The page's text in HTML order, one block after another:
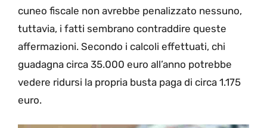
cuneo fiscale non avrebbe penalizzato nessuno,
tuttavia, i fatti sembrano contraddire queste
affermazioni. Secondo i calcoli effettuati, chi
guadagna circa 35.000 euro all’anno potrebbe
vedere ridursi la propria busta paga di circa 1.175
euro.